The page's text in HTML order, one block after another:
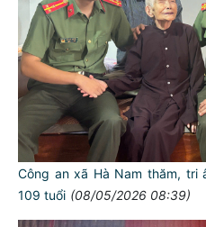
Công an xã Hà Nam thăm, tri
109 tuổi (08/05/2026 08:39)